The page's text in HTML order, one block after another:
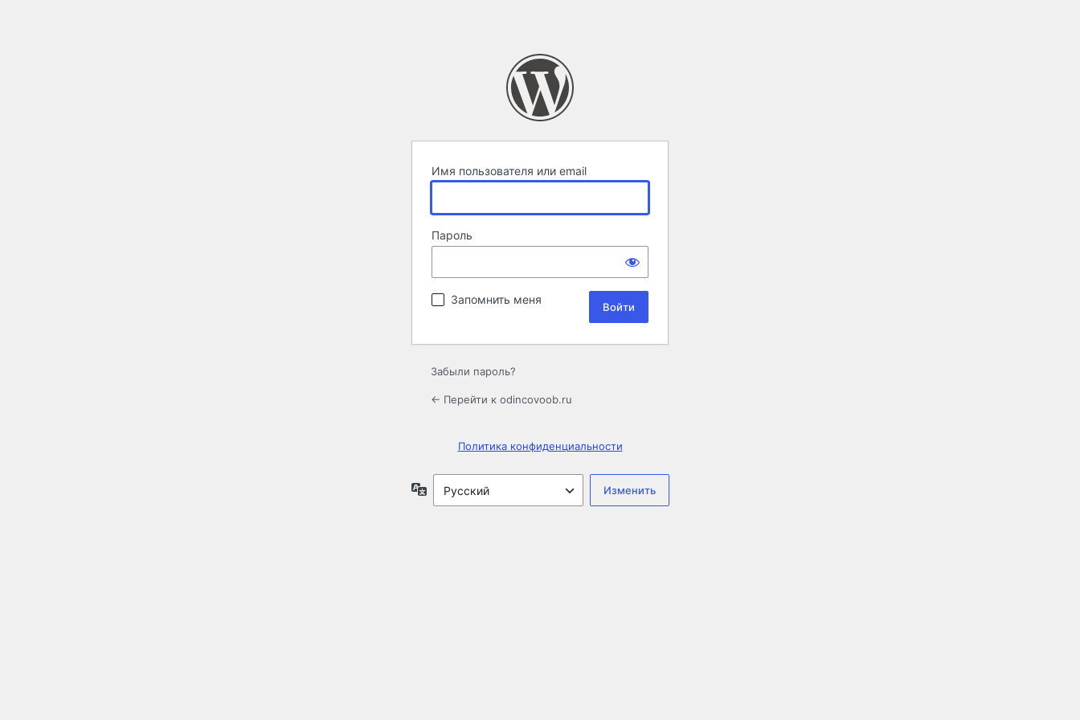
Имя пользователя или email
Пароль
Запомнить меня
Забыли пароль?
← Перейти к odincovoob.ru
Политика конфиденциальности
Язык